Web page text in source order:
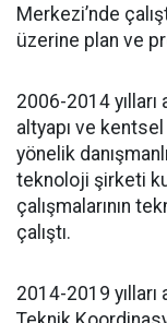
Merkezi’nde
üzerine plan ve
2006-2014 yılları
altyapı ve
yönelik
teknoloji şirketi
çalışmalarının
çalıştı.
2014-2019